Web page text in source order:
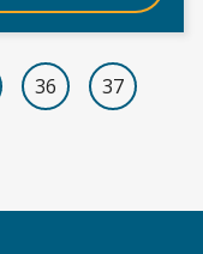
36
37